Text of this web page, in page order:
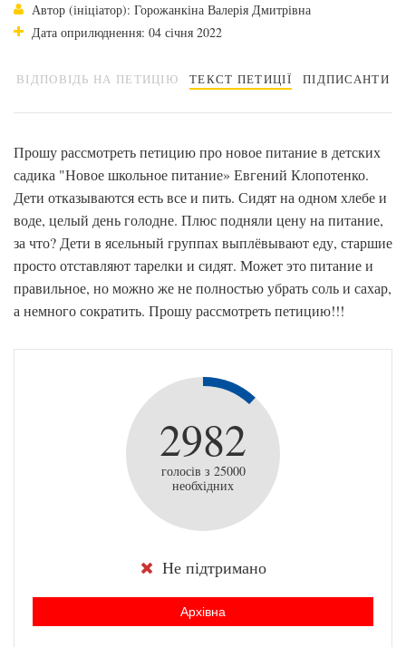
Автор (ініціатор): Горожанкіна Валерія Дмитрівна
Дата оприлюднення: 04 січня 2022
ВІДПОВІДЬ НА ПЕТИЦІЮ ТЕКСТ ПЕТИЦІЇ ПІДПИСАНТИ
Прошу рассмотреть петицию про новое питание в детских
садика "Новое школьное питание» Евгений Клопотенко.
Дети отказываются есть все и пить. Сидят на одном хлебе и
воде, целый день голодне. Плюс подняли цену на питание,
за что? Дети в ясельный группах выплёвывают еду, старшие
просто отставляют тарелки и сидят. Может это питание и
правильное, но можно же не полностью убрать соль и сахар,
а немного сократить. Прошу рассмотреть петицию!!!
2982
голосів з 25000
необхідних
Не підтримано
Архівна